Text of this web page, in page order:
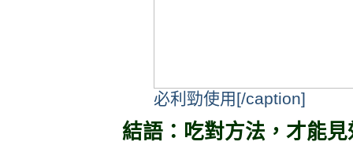
必利勁使用[/caption]
結語：吃對方法，才能見